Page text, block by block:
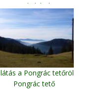
tudjuk hol
a Pongrác tetőröl
Pongrác tető